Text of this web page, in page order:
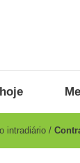
intradiário